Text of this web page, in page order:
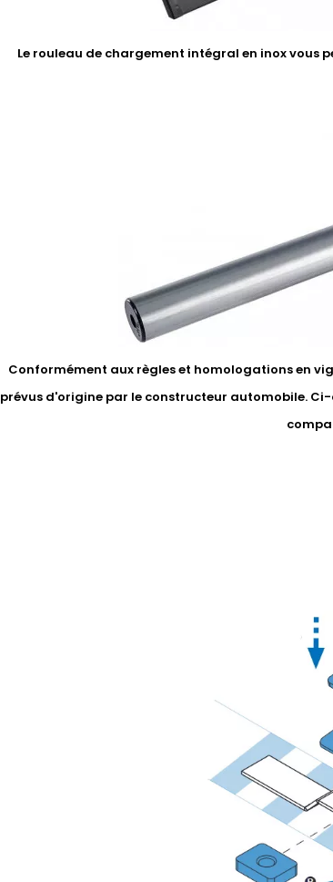
Le rouleau de chargement intégral en inox vous
Conformément aux règles et homologations en
prévus d'origine par le constructeur automobile.